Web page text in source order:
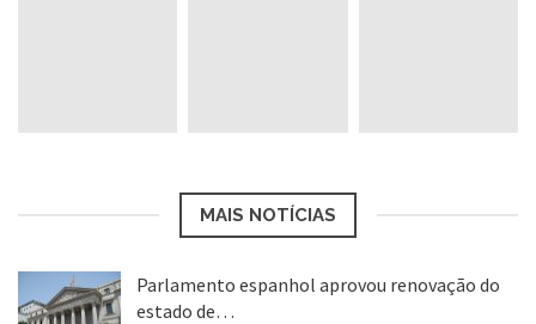
MAIS NOTÍCIAS
Parlamento espanhol aprovou renovação do
estado de…